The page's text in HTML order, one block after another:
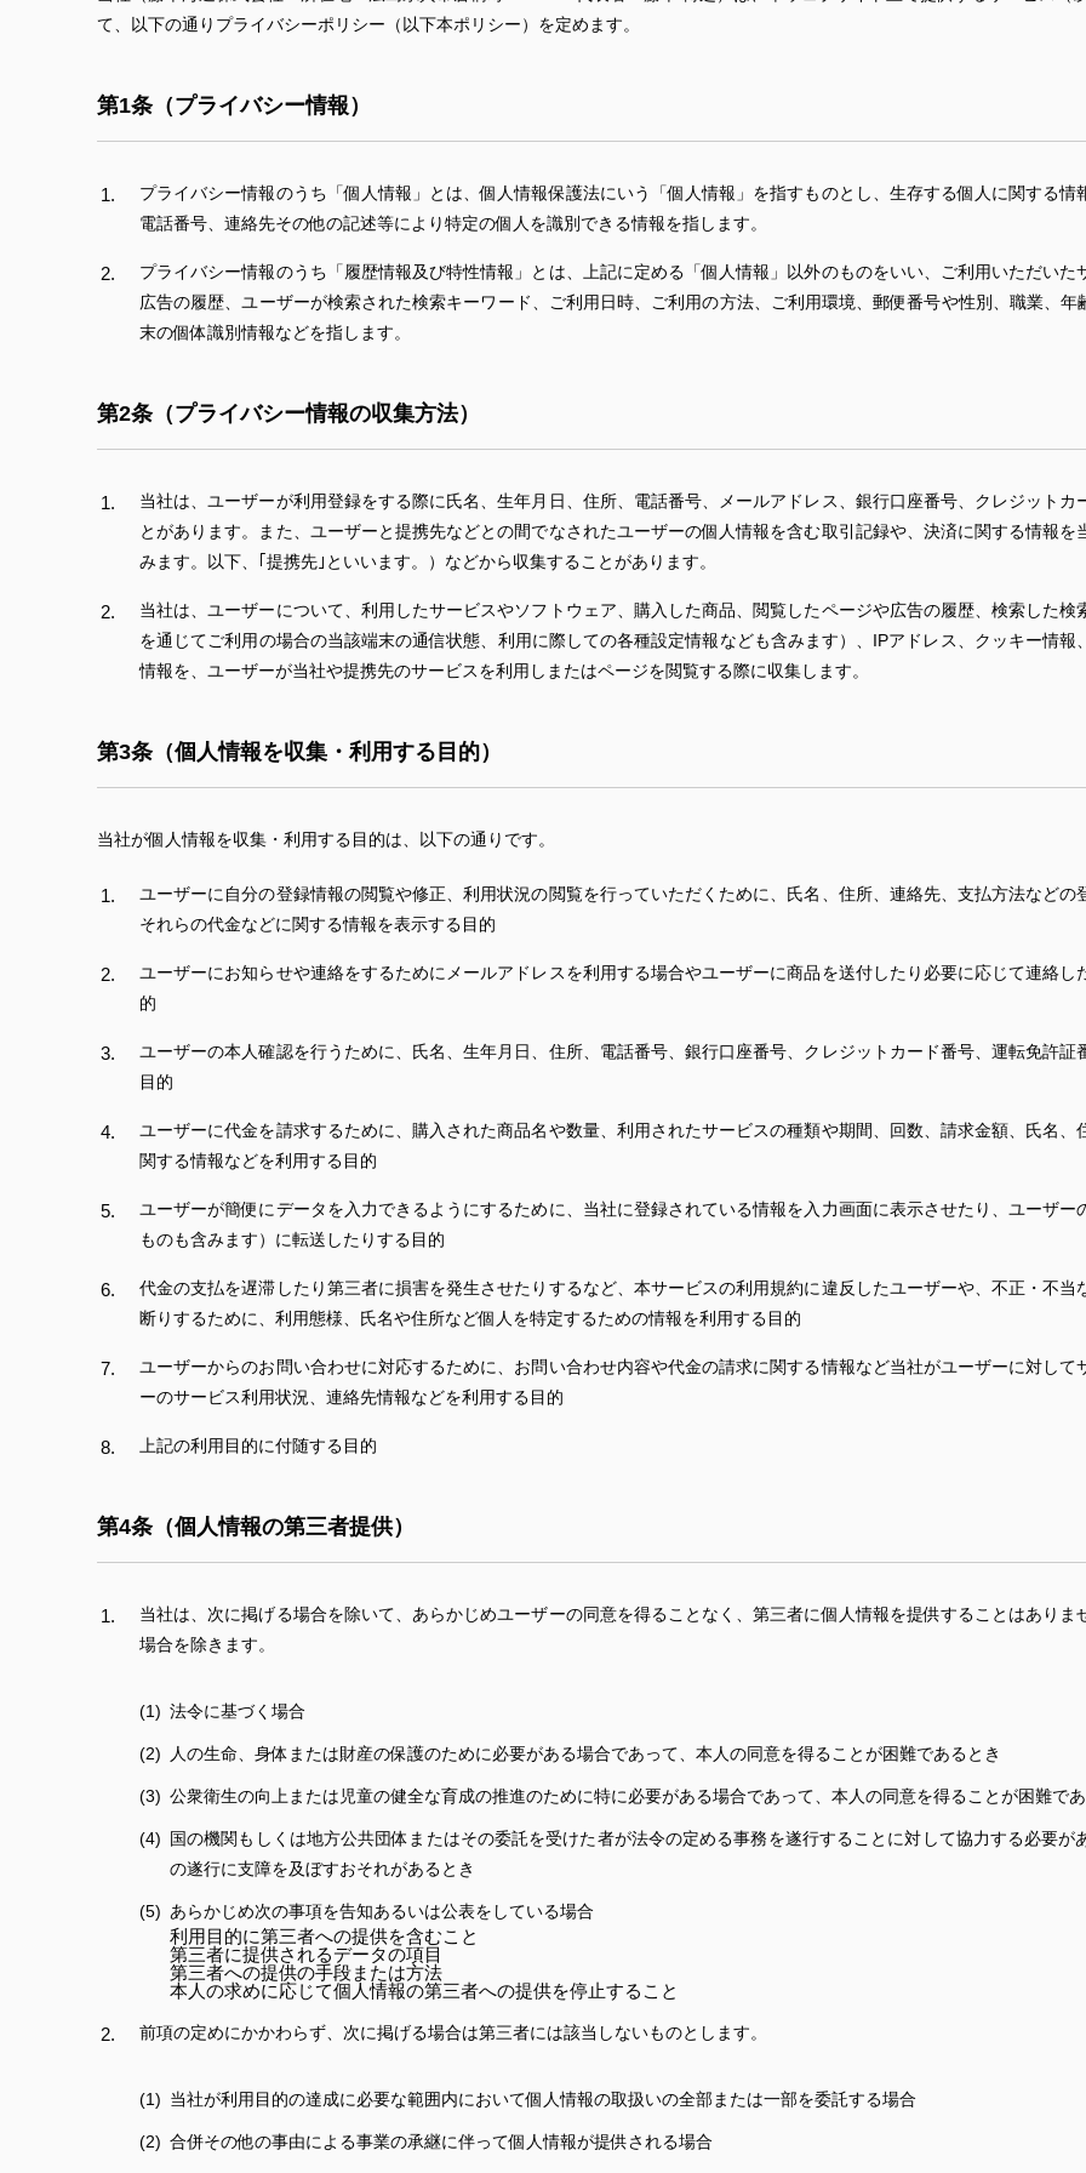
て、以下の通りプライバシーポリシー（以下本ポリシー）を定めます。
第1条（プライバシー情報）
プライバシー情報のうち「個人情報」とは、個人情報保護法にいう「個人情報」を指すものとし、生存する個人に関する
電話番号、連絡先その他の記述等により特定の個人を識別できる情報を指します。
プライバシー情報のうち「履歴情報及び特性情報」とは、上記に定める「個人情報」以外のものをいい、ご利用いただい
広告の履歴、ユーザーが検索された検索キーワード、ご利用日時、ご利用の方法、ご利用環境、郵便番号や性別、職業、
末の個体識別情報などを指します。
第2条（プライバシー情報の収集方法）
当社は、ユーザーが利用登録をする際に氏名、生年月日、住所、電話番号、メールアドレス、銀行口座番号、クレジット
とがあります。また、ユーザーと提携先などとの間でなされたユーザーの個人情報を含む取引記録や、決済に関する情報
みます。以下、｢提携先｣といいます。）などから収集することがあります。
当社は、ユーザーについて、利用したサービスやソフトウェア、購入した商品、閲覧したページや広告の履歴、検索した
を通じてご利用の場合の当該端末の通信状態、利用に際しての各種設定情報なども含みます）、IPアドレス、クッキー情
情報を、ユーザーが当社や提携先のサービスを利用しまたはページを閲覧する際に収集します。
第3条（個人情報を収集・利用する目的）
当社が個人情報を収集・利用する目的は、以下の通りです。
ユーザーに自分の登録情報の閲覧や修正、利用状況の閲覧を行っていただくために、氏名、住所、連絡先、支払方法など
それらの代金などに関する情報を表示する目的
ユーザーにお知らせや連絡をするためにメールアドレスを利用する場合やユーザーに商品を送付したり必要に応じて連絡
的
ユーザーの本人確認を行うために、氏名、生年月日、住所、電話番号、銀行口座番号、クレジットカード番号、運転免許
目的
ユーザーに代金を請求するために、購入された商品名や数量、利用されたサービスの種類や期間、回数、請求金額、氏名
関する情報などを利用する目的
ユーザーが簡便にデータを入力できるようにするために、当社に登録されている情報を入力画面に表示させたり、ユーザ
ものも含みます）に転送したりする目的
代金の支払を遅滞したり第三者に損害を発生させたりするなど、本サービスの利用規約に違反したユーザーや、不正・不
断りするために、利用態様、氏名や住所など個人を特定するための情報を利用する目的
ユーザーからのお問い合わせに対応するために、お問い合わせ内容や代金の請求に関する情報など当社がユーザーに対し
ーのサービス利用状況、連絡先情報などを利用する目的
上記の利用目的に付随する目的
第4条（個人情報の第三者提供）
当社は、次に掲げる場合を除いて、あらかじめユーザーの同意を得ることなく、第三者に個人情報を提供することはあり
場合を除きます。
法令に基づく場合
人の生命、身体または財産の保護のために必要がある場合であって、本人の同意を得ることが困難であるとき
公衆衛生の向上または児童の健全な育成の推進のために特に必要がある場合であって、本人の同意を得ることが困難で
国の機関もしくは地方公共団体またはその委託を受けた者が法令の定める事務を遂行することに対して協力する必要
の遂行に支障を及ぼすおそれがあるとき
あらかじめ次の事項を告知あるいは公表をしている場合
利用目的に第三者への提供を含むこと
第三者に提供されるデータの項目
第三者への提供の手段または方法
本人の求めに応じて個人情報の第三者への提供を停止すること
前項の定めにかかわらず、次に掲げる場合は第三者には該当しないものとします。
当社が利用目的の達成に必要な範囲内において個人情報の取扱いの全部または一部を委託する場合
合併その他の事由による事業の承継に伴って個人情報が提供される場合